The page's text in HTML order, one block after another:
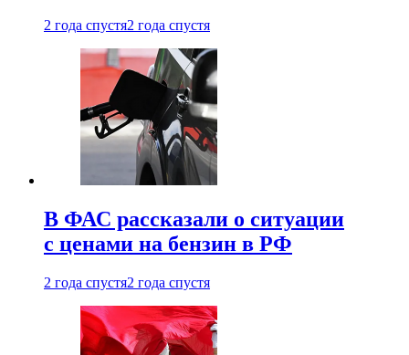
2 года спустя2 года спустя
В ФАС рассказали о ситуации
с ценами на бензин в РФ
2 года спустя2 года спустя